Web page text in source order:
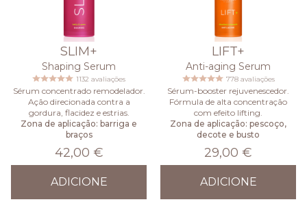
SLIM+
Shaping Serum
1132 avaliações
Sérum concentrado remodelador.
Ação direcionada contra a
gordura, flacidez e estrias.
Zona de aplicação: barriga e
braços
42,00 €
ADICIONE
LIFT+
Anti-aging Serum
778 avaliações
Sérum-booster rejuvenescedor.
Fórmula de alta concentração
com efeito lifting.
Zona de aplicação: pescoço,
decote e busto
29,00 €
ADICIONE